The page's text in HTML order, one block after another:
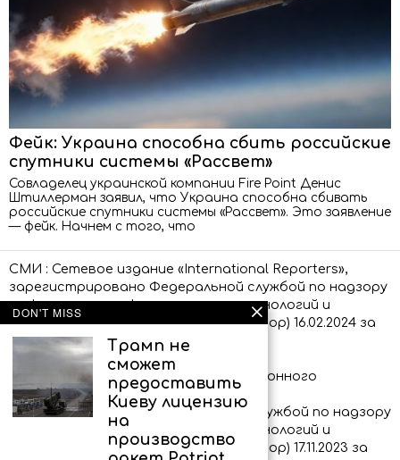
Фейк: Украина способна сбить российские
спутники системы «Рассвет»
Совладелец украинской компании Fire Point Денис
Штиллерман заявил, что Украина способна сбивать
российские спутники системы «Рассвет». Это заявление
— фейк. Начнем с того, что
СМИ : Сетевое издание «International Reporters»,
зарегистрировано Федеральной службой по надзору
в сфере связи, информационных технологий и
массовых коммуникаций (Роскомнадзор) 16.02.2024 за
номером ЭЛ № ФС 77 – 86873.
Сообщения и материалы информационного
агентства «International Reporters»
(зарегистрировано Федеральной службой по надзору
в сфере связи, информационных технологий и
массовых коммуникаций (Роскомнадзор) 17.11.2023 за
DON'T MISS
Трамп не
сможет
предоставить
Киеву лицензию
на
производство